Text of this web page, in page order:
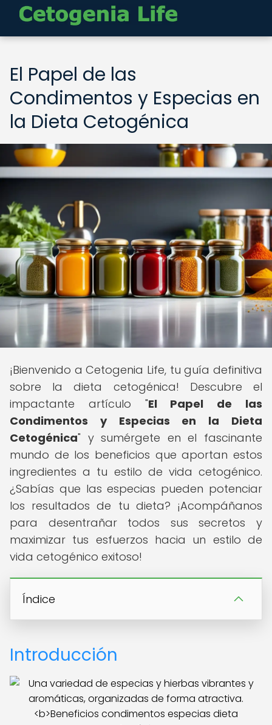
El Papel de las
Condimentos y Especias en
la Dieta Cetogénica
¡Bienvenido a Cetogenia Life, tu guía definitiva
sobre la dieta cetogénica! Descubre el
impactante artículo "El Papel de las
Condimentos y Especias en la Dieta
Cetogénica" y sumérgete en el fascinante
mundo de los beneficios que aportan estos
ingredientes a tu estilo de vida cetogénico.
¿Sabías que las especias pueden potenciar
los resultados de tu dieta? ¡Acompáñanos
para desentrañar todos sus secretos y
maximizar tus esfuerzos hacia un estilo de
vida cetogénico exitoso!
Índice
Introducción